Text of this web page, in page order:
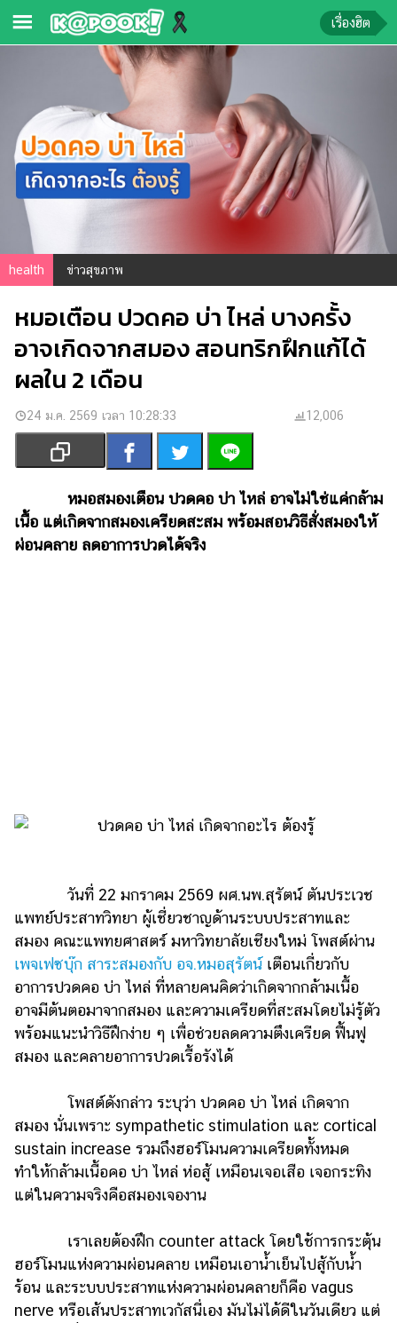
ความ
รู้
ข่าว
ข่าว
บันเทิง
ตรวจ
หวย
ผล
บอล
สด
การ
การ
ศึกษา
บันเทิง
รูปภาพ
หญิง
ผู้ชาย
สุขภาพ
ท่อง
เที่ยว
ช้อป
ปิ้ง
บ้าน
และ
การ
ตกแต่ง
เรื่องฮิต
health ข่าวสุขภาพ
หมอเตือน ปวดคอ บ่า ไหล่ บางครั้ง
อาจเกิดจากสมอง สอนทริกฝึกแก้ได้
ผลใน 2 เดือน
24 ม.ค. 2569 เวลา 10:28:33 12,006
หมอสมองเตือน ปวดคอ บ่า ไหล่ อาจไม่ใช่แค่กล้าม
เนื้อ แต่เกิดจากสมองเครียดสะสม พร้อมสอนวิธีสั่งสมองให้
ผ่อนคลาย ลดอาการปวดได้จริง
วันที่ 22 มกราคม 2569 ผศ.นพ.สุรัตน์ ตันประเวช
แพทย์ประสาทวิทยา ผู้เชี่ยวชาญด้านระบบประสาทและ
สมอง คณะแพทยศาสตร์ มหาวิทยาลัยเชียงใหม่ โพสต์ผ่าน
เพจเฟซบุ๊ก สาระสมองกับ อจ.หมอสุรัตน์ เตือนเกี่ยวกับ
อาการปวดคอ บ่า ไหล่ ที่หลายคนคิดว่าเกิดจากกล้ามเนื้อ
อาจมีต้นตอมาจากสมอง และความเครียดที่สะสมโดยไม่รู้ตัว
พร้อมแนะนำวิธีฝึกง่าย ๆ เพื่อช่วยลดความตึงเครียด ฟื้นฟู
สมอง และคลายอาการปวดเรื้อรังได้
โพสต์ดังกล่าว ระบุว่า ปวดคอ บ่า ไหล่ เกิดจาก
สมอง นั่นเพราะ sympathetic stimulation และ cortical
sustain increase รวมถึงฮอร์โมนความเครียดทั้งหมด
ทำให้กล้ามเนื้อคอ บ่า ไหล่ ห่อสู้ เหมือนเจอเสือ เจอกระทิง
แต่ในความจริงคือสมองเจองาน
เราเลยต้องฝึก counter attack โดยใช้การกระตุ้น
ฮอร์โมนแห่งความผ่อนคลาย เหมือนเอาน้ำเย็นไปสู้กับน้ำ
ร้อน และระบบประสาทแห่งความผ่อนคลายก็คือ vagus
nerve หรือเส้นประสาทเวกัสนี่เอง มันไม่ได้ดีในวันเดียว แต่